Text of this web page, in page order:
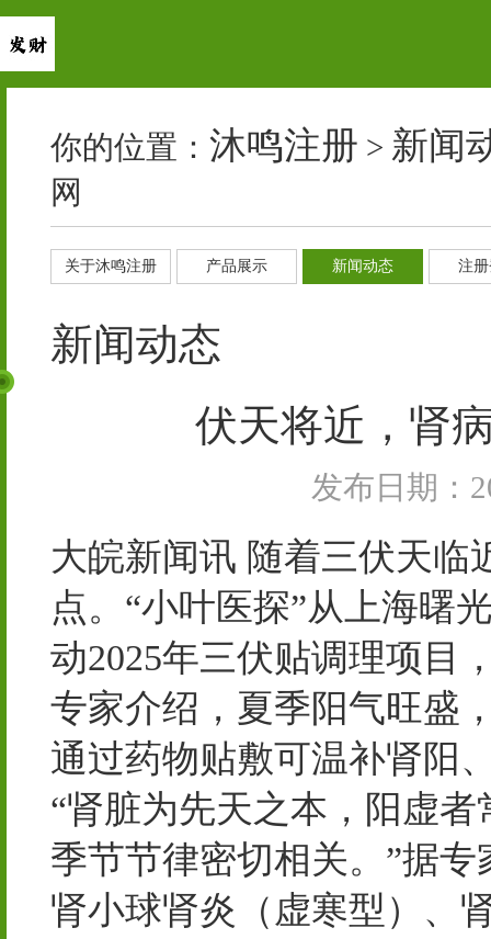
你的位置： 沐鸣注册 > 新闻
网
关于沐鸣注册 产品展示 新闻动态 注
新闻动态
伏天将近，肾
发布日期：
大皖新闻讯 随着三伏天临
点。“小叶医探”从上海曙
动2025年三伏贴调理项目
专家介绍，夏季阳气旺盛
通过药物贴敷可温补肾阳
“肾脏为先天之本，阳虚
季节节律密切相关。”据
肾小球肾炎（虚寒型）、